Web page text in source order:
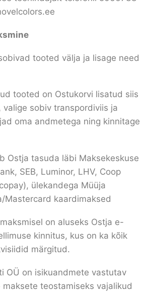
tooted välja ja lisage need
tooted on Ostukorvi lisatud siis
valige sobiv transpordiviis ja
oma andmetega ning kinnitage
Ostja tasuda läbi Maksekeskuse
SEB, Luminor, LHV, Coop
ülekandega Müüja
Mastercard kaardimaksed
on aluseks Ostja e-
kinnitus, kus on ka kõik
märgitud.
OÜ on isikuandmete vastutav
teostamiseks vajalikud